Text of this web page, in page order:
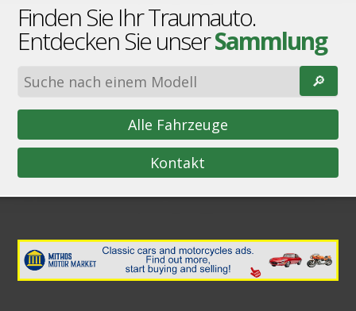
Finden Sie Ihr Traumauto.
Entdecken Sie unserSammlung
🔎︎
Alle Fahrzeuge
Kontakt